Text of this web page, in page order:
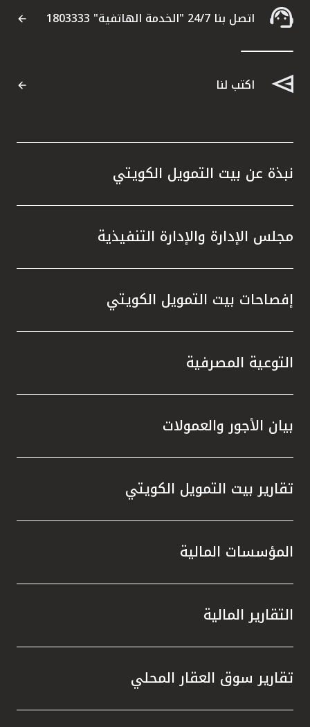
اتصل بنا 24/7 "الخدمة الهاتفية" 1803333
اكتب لنا
نبذة عن بيت التمويل الكويتي
مجلس الإدارة والإدارة التنفيذية
إفصاحات بيت التمويل الكويتي
التوعية المصرفية
بيان الأجور والعمولات
تقارير بيت التمويل الكويتي
المؤسسات المالية
التقارير المالية
تقارير سوق العقار المحلي